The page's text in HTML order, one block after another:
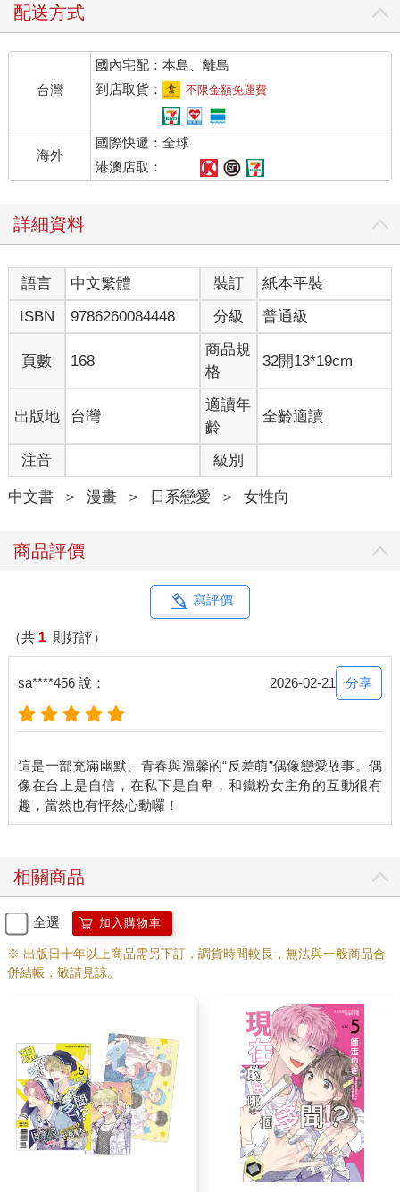
配送方式
台灣
國內宅配：本島、離島
到店取貨：
不限金額免運費
海外
國際快遞：全球
港澳店取：
詳細資料
語言 中文繁體 裝訂
紙本平裝
ISBN
9786260084448 分級 普通級
頁數 168
商品規
格
32開13*19cm
出版地 台灣
適讀年
齡
全齡適讀
注音 級別
中文書 ＞ 漫畫 ＞ 日系戀愛 ＞ 女性向
商品評價
寫評價
（共 1 則好評）
sa****456 說： 2026-02-21 分享
這是一部充滿幽默、青春與溫馨的“反差萌”偶像戀愛故事。偶
像在台上是自信，在私下是自卑，和鐵粉女主角的互動很有
相關商品
全選 加入購物車
※ 出版日十年以上商品需另下訂，調貨時間較長，無法與一般商品合
併結帳，敬請見諒。